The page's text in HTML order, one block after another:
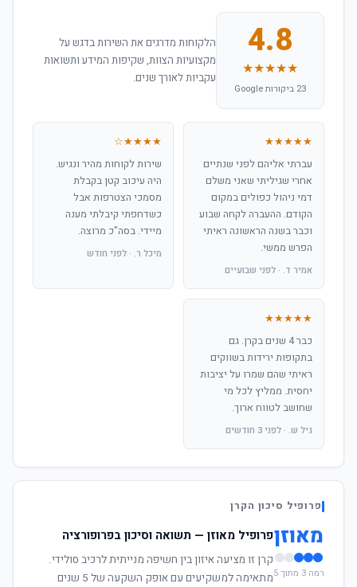
4.8
★★★★★
23 ביקורות Google
הלקוחות מדרגים את השירות בדגש על
מקצועיות הצוות, שקיפות המידע ותשואות
עקביות לאורך שנים.
★★★★★
עברתי אליהם לפני שנתיים
אחרי שגיליתי שאני משלם
דמי ניהול כפולים במקום
הקודם. ההעברה לקחה שבוע
וכבר בשנה הראשונה ראיתי
הפרש ממשי.
אמיר ד. · לפני שבועיים
★★★★☆
שירות לקוחות מהיר ונגיש.
היה עיכוב קטן בקבלת
מסמכי הצטרפות אבל
כשדחפתי קיבלתי מענה
מיידי. בסה"כ מרוצה.
מיכל ר. · לפני חודש
★★★★★
כבר 4 שנים בקרן. גם
בתקופות ירידות בשווקים
ראיתי שהם שמרו על יציבות
יחסית. ממליץ לכל מי
שחושב לטווח ארוך.
גיל ש. · לפני 3 חודשים
פרופיל סיכון הקרן
מאוזן
רמה 3 מתוך 5
פרופיל מאוזן — תשואה וסיכון בפרופורציה
קרן זו מציעה איזון בין חשיפה מנייתית לרכיב סולידי.
מתאימה למשקיעים עם אופק השקעה של 5 שנים